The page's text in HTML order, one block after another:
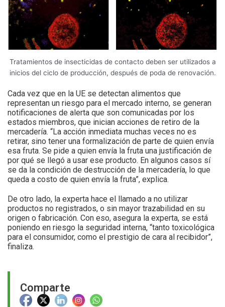
Comparte
Tratamientos de insecticidas de contacto deben ser utilizados a
inicios del ciclo de producción, después de poda de renovación.
Cada vez que en la UE se detectan alimentos que
representan un riesgo para el mercado interno, se generan
notificaciones de alerta que son comunicadas por los
estados miembros, que inician acciones de retiro de la
mercadería. “La acción inmediata muchas veces no es
retirar, sino tener una formalización de parte de quien envía
esa fruta. Se pide a quien envía la fruta una justificación de
por qué se llegó a usar ese producto. En algunos casos sí
se da la condición de destrucción de la mercadería, lo que
queda a costo de quien envía la fruta”, explica.
De otro lado, la experta hace el llamado a no utilizar
productos no registrados, o sin mayor trazabilidad en su
origen o fabricación. Con eso, asegura la experta, se está
poniendo en riesgo la seguridad interna, “tanto toxicológica
para el consumidor, como el prestigio de cara al recibidor”,
finaliza.